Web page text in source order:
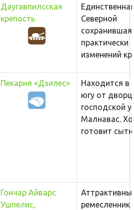
Даугавпилсская
крепость
Северной
изменений
Пекарня «Дзилес»
Находится в
югу от
господской
Малнавас.
готовит
Гончар Айварс
Ушпелис,
ремесленник